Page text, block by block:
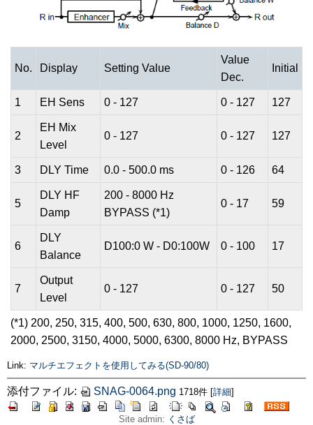
No. Display Setting Value
Value
Dec.
Initial
1 EH Sens 0 - 127 0 - 127 127
2
EH Mix
Level
0 - 127 0 - 127 127
3 DLY Time 0.0 - 500.0 ms 0 - 126 64
5
DLY HF
Damp
200 - 8000 Hz
BYPASS (*1)
0 - 17 59
6
DLY
Balance
D100:0 W - D0:100W 0 - 100 17
7
Output
Level
0 - 127 0 - 127 50
(*1) 200, 250, 315, 400, 500, 630, 800, 1000, 1250, 1600,
2000, 2500, 3150, 4000, 5000, 6300, 8000 Hz, BYPASS
Link: マルチエフェクトを使用してみる(SD-90/80)
添付ファイル: SNAG-0064.png 1718件 [詳細]
Site admin: くさば